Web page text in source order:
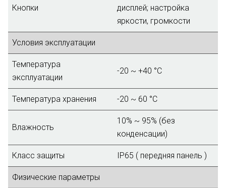
Кнопки
дисплей; настройка
яркости, громкости
Условия эксплуатации
Температура
эксплуатации
-20 ~ +40 °C
Температура хранения -20 ~ 60 °C
Влажность
10% ~ 95% (без
конденсации)
Класс защиты IP65 ( передняя панель )
Физические параметры